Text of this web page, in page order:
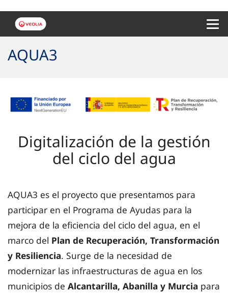
AQUA3
Digitalización de la gestión
del ciclo del agua
AQUA3 es el proyecto que presentamos para
participar en el Programa de Ayudas para la
mejora de la eficiencia del ciclo del agua, en el
marco del Plan de Recuperación, Transformación
y Resiliencia. Surge de la necesidad de
modernizar las infraestructuras de agua en los
municipios de Alcantarilla, Abanilla y Murcia para